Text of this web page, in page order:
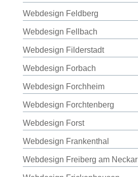
Webdesign Feldberg
Webdesign Fellbach
Webdesign Filderstadt
Webdesign Forbach
Webdesign Forchheim
Webdesign Forchtenberg
Webdesign Forst
Webdesign Frankenthal
Webdesign Freiberg am Neckar